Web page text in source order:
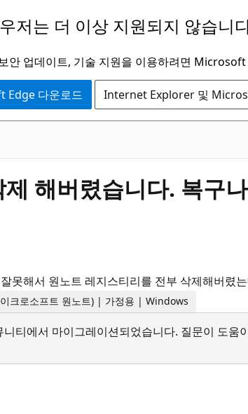
저는 더 이상 지원되지 않습니
안 업데이트, 기술 지원을 이용하려면
Edge 다운로드 Internet Explorer 및
해버렸습니다. 복구
못해서 원노트 레지스티리를 전부 삭제해버렸
크로소프트 원노트) | 가정용 | Windows
티에서 마이그레이션되었습니다. 질문이 도움